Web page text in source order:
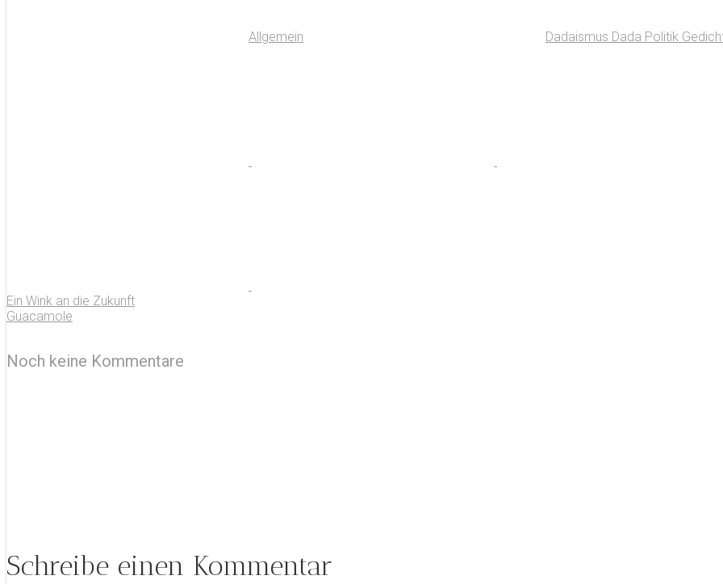
Allgemein Dadaismus Dada Politik
Ein Wink an die Zukunft
Guacamole
Noch keine Kommentare
Schreibe einen Kommentar